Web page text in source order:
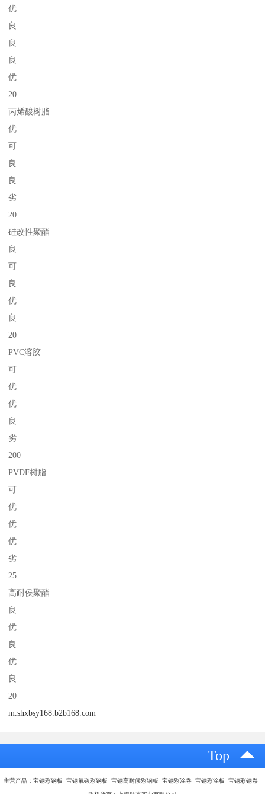
优
良
良
良
优
20
丙烯酸树脂
优
可
良
良
劣
20
硅改性聚酯
良
可
良
优
良
20
PVC溶胶
可
优
优
良
劣
200
PVDF树脂
可
优
优
优
劣
25
高耐侯聚酯
良
优
良
优
良
20
m.shxbsy168.b2b168.com
Top
主营产品：宝钢彩钢板 宝钢氟碳彩钢板 宝钢高耐候彩钢板 宝钢彩涂卷 宝钢彩涂板 宝钢彩钢卷